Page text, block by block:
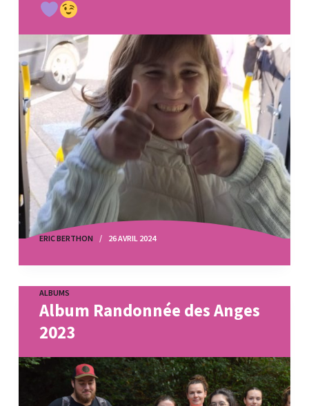
ERIC BERTHON 26 AVRIL 2024
ALBUMS
Album Randonnée des Anges
2023